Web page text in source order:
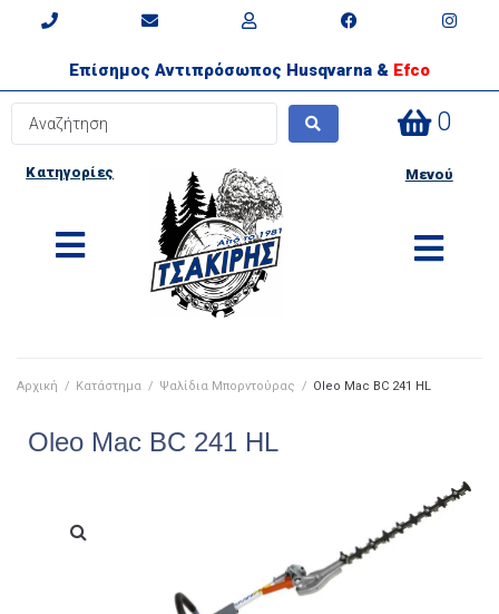
Επίσημος Αντιπρόσωπος Husqvarna & Efco
0
Κατηγορίες Μενού
Αρχική / Κατάστημα / Ψαλίδια Μπορντούρας / Oleo Mac BC 241 HL
Oleo Mac BC 241 HL